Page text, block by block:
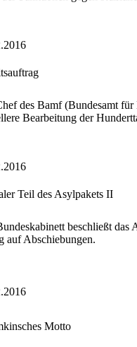
des Bamf (Bundesamt
Bearbeitung der
Teil des Asylpakets II
beschließt
auf Abschiebungen.
Motto